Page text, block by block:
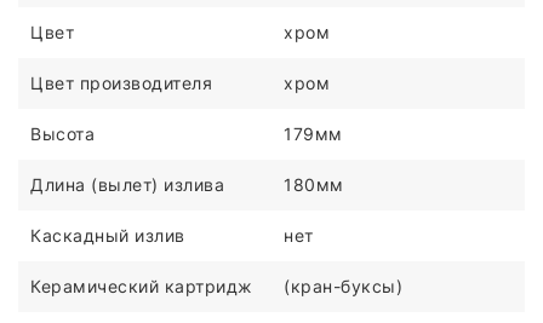
Цвет хром
Цвет производителя хром
Высота 179мм
Длина (вылет) излива 180мм
Каскадный излив нет
Керамический картридж (кран-буксы)